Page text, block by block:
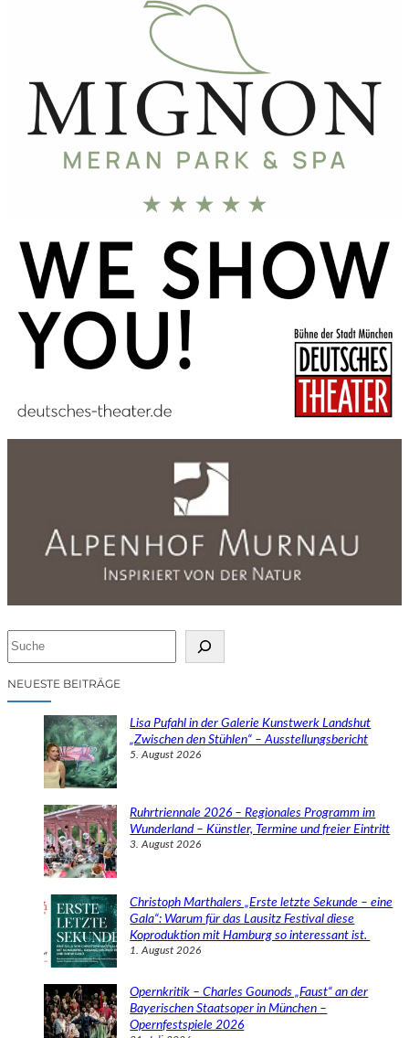
NEUESTE BEITRÄGE
Lisa Pufahl in der Galerie Kunstwerk Landshut
„Zwischen den Stühlen“ – Ausstellungsbericht
5. August 2026
Ruhrtriennale 2026 – Regionales Programm im
Wunderland – Künstler, Termine und freier Eintritt
3. August 2026
Christoph Marthalers „Erste letzte Sekunde – eine
Gala“: Warum für das Lausitz Festival diese
Koproduktion mit Hamburg so interessant ist.
1. August 2026
Opernkritik – Charles Gounods „Faust“ an der
Bayerischen Staatsoper in München –
Opernfestspiele 2026